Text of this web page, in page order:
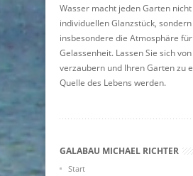
Wasser macht jeden Garten
individuellen Glanzstück,
insbesondere die Atmosphäre
Gelassenheit. Lassen Sie sich
verzaubern und Ihren Garten zu
Quelle des Lebens werden.
GALABAU MICHAEL RICHTER
Start